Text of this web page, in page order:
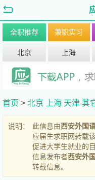
全职推荐 兼职实习
北京 上海
首页 > 北京 上海 天津 其
说明： 此信息由西安外国
应届生求职网转载
促进大学生就业的
信息发布者西安外
转载信息。